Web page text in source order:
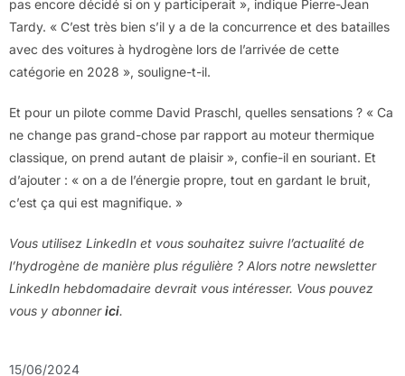
pas encore décidé si on y participerait », indique Pierre-Jean
Tardy. « C’est très bien s’il y a de la concurrence et des batailles
avec des voitures à hydrogène lors de l’arrivée de cette
catégorie en 2028 », souligne-t-il.
Et pour un pilote comme David Praschl, quelles sensations ? « Ca
ne change pas grand-chose par rapport au moteur thermique
classique, on prend autant de plaisir », confie-il en souriant. Et
d’ajouter : « on a de l’énergie propre, tout en gardant le bruit,
c’est ça qui est magnifique. »
Vous utilisez LinkedIn et vous souhaitez suivre l’actualité de
l’hydrogène de manière plus régulière ? Alors notre newsletter
LinkedIn hebdomadaire devrait vous intéresser. Vous pouvez
vous y abonnerici.
15/06/2024